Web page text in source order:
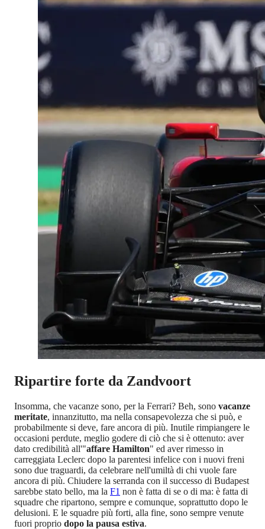
Ripartire forte da Zandvoort
Insomma, che vacanze sono, per la Ferrari? Beh, sono vacanze
meritate, innanzitutto, ma nella consapevolezza che si può, e
probabilmente si deve, fare ancora di più. Inutile rimpiangere le
occasioni perdute, meglio godere di ciò che si è ottenuto: aver
dato credibilità all'"affare Hamilton" ed aver rimesso in
carreggiata Leclerc dopo la parentesi infelice con i nuovi freni
sono due traguardi, da celebrare nell'umiltà di chi vuole fare
ancora di più. Chiudere la serranda con il successo di Budapest
sarebbe stato bello, ma la F1 non è fatta di se o di ma: è fatta di
squadre che ripartono, sempre e comunque, soprattutto dopo le
delusioni. E le squadre più forti, alla fine, sono sempre venute
fuori proprio dopo la pausa estiva.